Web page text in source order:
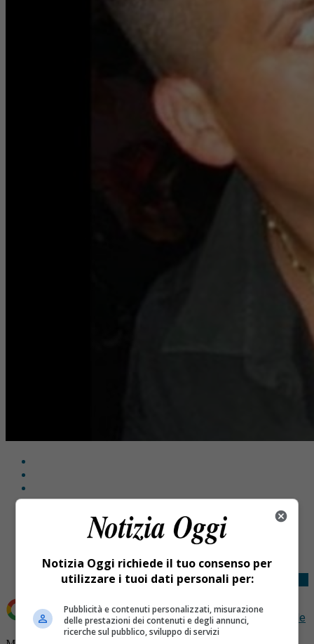
Aggiungi Notizia Oggi.it come Fonte preferita su Google
Notizia Oggi richiede il tuo consenso per
utilizzare i tuoi dati personali per:
Pubblicità e contenuti personalizzati, misurazione
delle prestazioni dei contenuti e degli annunci,
ricerche sul pubblico, sviluppo di servizi